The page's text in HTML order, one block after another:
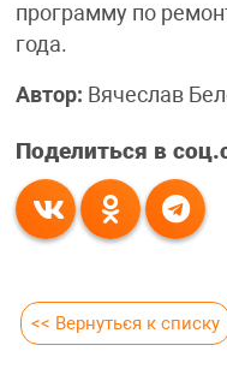
программу по
года.
Автор: Вячеслав
Поделиться в
<< Вернуться к списку